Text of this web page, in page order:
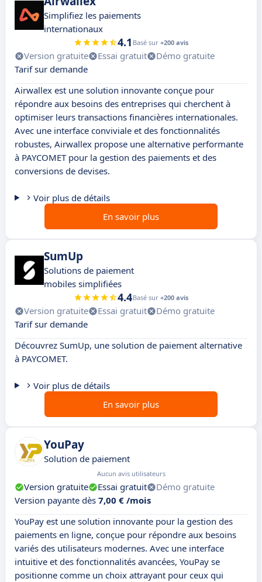
Simplifiez les paiements
internationaux
4.1 Basé sur +200 avis
Version gratuite Essai gratuit
Démo gratuite
Tarif sur demande
Airwallex est une solution innovante conçue pour
répondre aux besoins des entreprises qui cherchent à
optimiser leurs transactions financières internationales.
Avec une interface conviviale et des fonctionnalités
robustes, Airwallex propose une alternative performante
à PAYCOMET pour la gestion des paiements et des
conversions de devises.
Voir plus de détails
En savoir plus
SumUp
Solutions de paiement
mobiles simplifiées
4.4Basé sur +200 avis
Version gratuite Essai gratuit
Démo gratuite
Tarif sur demande
Découvrez SumUp, une solution de paiement alternative
à PAYCOMET.
Voir plus de détails
En savoir plus
YouPay
Solution de paiement
Aucun avis utilisateurs
Version gratuite Essai gratuit
Démo gratuite
Version payante dès 7,00 € /mois
YouPay est une solution innovante pour la gestion des
paiements en ligne, conçue pour répondre aux besoins
variés des utilisateurs modernes. Avec une interface
intuitive et des fonctionnalités avancées, YouPay se
positionne comme un choix attrayant pour ceux qui